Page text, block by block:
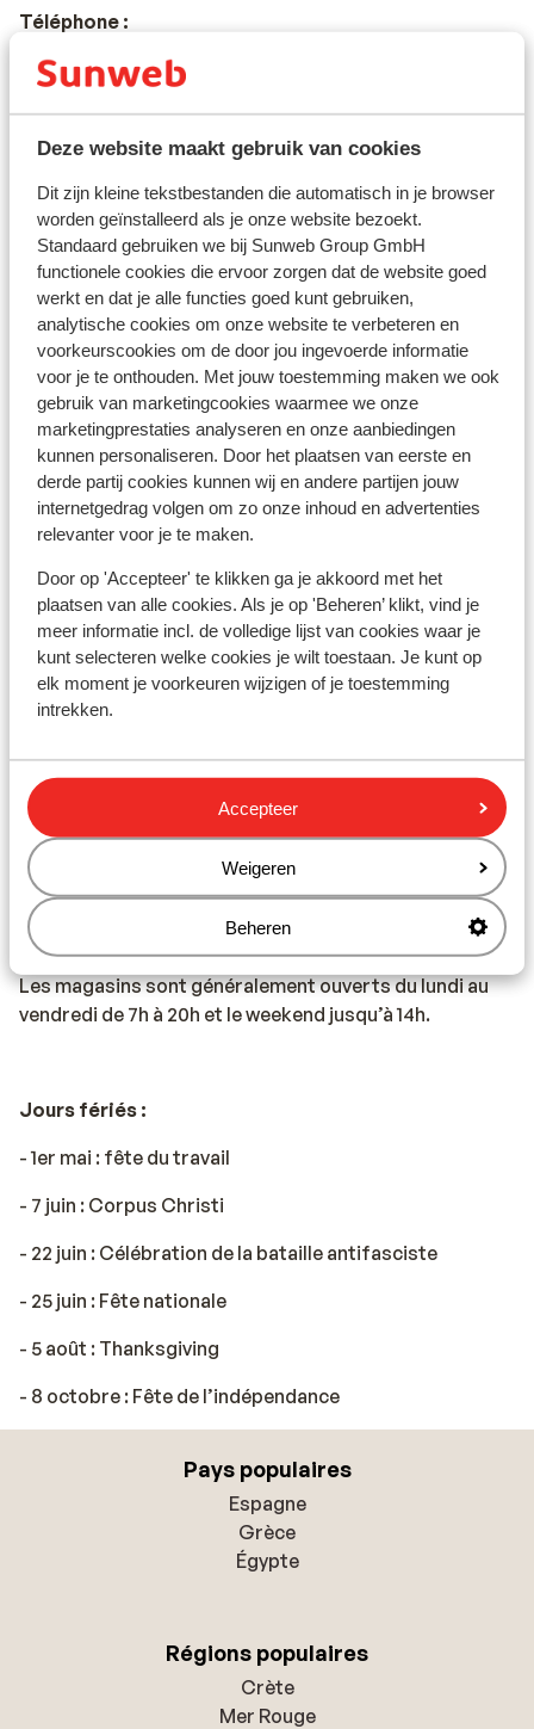
Deze website maakt gebruik van cookies
Dit zijn kleine tekstbestanden die automatisch in je browser
worden geïnstalleerd als je onze website bezoekt.
Standaard gebruiken we bij Sunweb Group GmbH
functionele cookies die ervoor zorgen dat de website goed
werkt en dat je alle functies goed kunt gebruiken,
analytische cookies om onze website te verbeteren en
voorkeurscookies om de door jou ingevoerde informatie
voor je te onthouden. Met jouw toestemming maken we ook
gebruik van marketingcookies waarmee we onze
marketingprestaties analyseren en onze aanbiedingen
kunnen personaliseren. Door het plaatsen van eerste en
derde partij cookies kunnen wij en andere partijen jouw
internetgedrag volgen om zo onze inhoud en advertenties
relevanter voor je te maken.
Door op 'Accepteer' te klikken ga je akkoord met het
plaatsen van alle cookies. Als je op 'Beheren’ klikt, vind je
meer informatie incl. de volledige lijst van cookies waar je
kunt selecteren welke cookies je wilt toestaan. Je kunt op
elk moment je voorkeuren wijzigen of je toestemming
intrekken.
Accepteer
Weigeren
Beheren
Téléphone :
Les téléphones portables européens fonctionnent en
sur internet.
Numéro d’urgence :
Le numéro d’urgence est le 112.
Gastronomie et boissons:
La cuisine croate est composée d’influences italiennes
et slovènes. On peut manger au restaurant pour un prix
raisonnable. Parmi les spécialités on peut citer le
ragoût de poisson ou de viande ainsi que la salami au
de nombreux desserts sont délicieux. Pour les
boissons, la bière locale est appelée Pivo, et le vin
croate est connu pour sa qualité. Il est recommandé de
consommer de l’eau en bouteille.
Pourboires :
Un pourboire de 10% est de coutume dans les bars et
restaurants.
Commerces :
Les magasins sont généralement ouverts du lundi au
vendredi de 7h à 20h et le weekend jusqu’à 14h.
Jours fériés :
- 1er mai : fête du travail
- 7 juin : Corpus Christi
- 22 juin : Célébration de la bataille antifasciste
- 25 juin : Fête nationale
- 5 août : Thanksgiving
- 8 octobre : Fête de l’indépendance
Pays populaires
Espagne
Grèce
Égypte
Régions populaires
Crète
Mer Rouge